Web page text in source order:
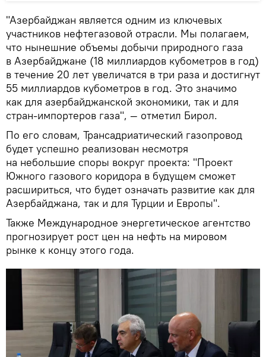
"Азербайджан является одним из ключевых
участников нефтегазовой отрасли. Мы полагаем,
что нынешние объемы добычи природного газа
в Азербайджане (18 миллиардов кубометров в год)
в течение 20 лет увеличатся в три раза и достигнут
55 миллиардов кубометров в год. Это значимо
как для азербайджанской экономики, так и для
стран-импортеров газа", — отметил Бирол.
По его словам, Трансадриатический газопровод
будет успешно реализован несмотря
на небольшие споры вокруг проекта: "Проект
Южного газового коридора в будущем сможет
расшириться, что будет означать развитие как для
Азербайджана, так и для Турции и Европы".
Также Международное энергетическое агентство
прогнозирует рост цен на нефть на мировом
рынке к концу этого года.